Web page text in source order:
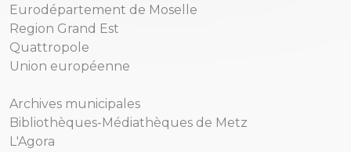
Eurodépartement de Moselle
Region Grand Est
Quattropole
Union européenne
Archives municipales
Bibliothèques-Médiathèques de Metz
L'Agora